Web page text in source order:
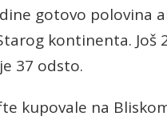
gotovo polovina
kontinenta. Još
37 odsto.
kupovale na